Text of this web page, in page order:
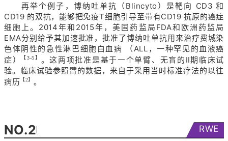
再举个例子，博纳吐单抗（Blincyto）是靶向 CD3 和
CD19 的双抗，能够把免疫T细胞引导至带有CD19 抗原的癌症
细胞上。2014年和2015年，美国药监局FDA和欧洲药监局
EMA分别给予其加速批准，批准了博纳吐单抗用来治疗费城染
色体阴性的急性淋巴细胞白血病 （ALL，一种罕见的血液癌
症）
【3-5】 。这两项批准是基于一个单臂、无盲的Ⅱ期临床试
验。临床试验参照臂的数据，来自于采用当时标准疗法的以往
病历 【2】 。
NO.2 RWE